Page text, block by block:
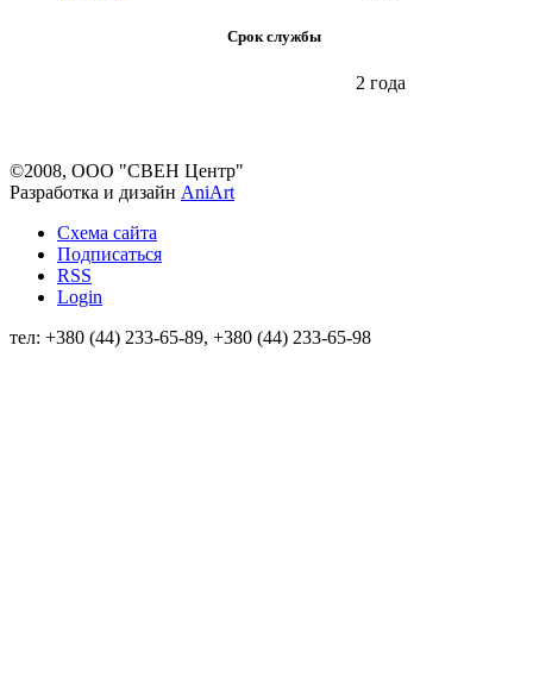
Срок службы
2 года
©2008, ООО "СВЕН Центр"
Разработка и дизайн AniArt
Схема сайта
Подписаться
RSS
Login
тел: +380 (44) 233-65-89, +380 (44) 233-65-98